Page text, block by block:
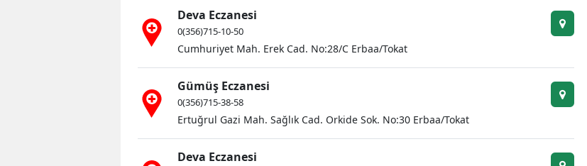
Deva Eczanesi
0(356)715-10-50
Cumhuriyet Mah. Erek Cad. No:28/C Erbaa/Tokat
Gümüş Eczanesi
0(356)715-38-58
Ertuğrul Gazi Mah. Sağlık Cad. Orkide Sok. No:30 Erbaa/Tokat
Deva Eczanesi